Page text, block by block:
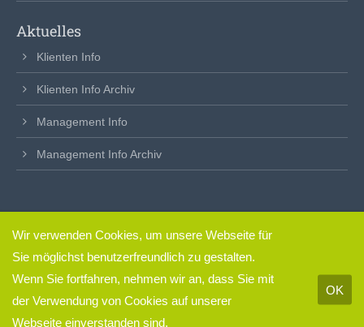
Aktuelles
Klienten Info
Klienten Info Archiv
Management Info
Management Info Archiv
clickfertig
– so einfach.
Impressum & Datenschutz
Wir verwenden Cookies, um unsere Webseite für
Sie möglichst benutzerfreundlich zu gestalten.
Wenn Sie fortfahren, nehmen wir an, dass Sie mit
der Verwendung von Cookies auf unserer
Webseite einverstanden sind.
OK